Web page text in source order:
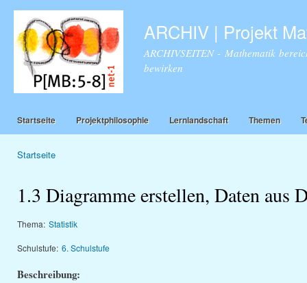
ARCHIV | Projekt
ARCHIVSEITEN - Mathematik
bewirken
Startseite Projektphilosophie Lernlandschaft Themen
Startseite
1.3 Diagramme erstellen, Daten aus
Thema: Statistik
Schulstufe: 6. Schulstufe
Beschreibung: